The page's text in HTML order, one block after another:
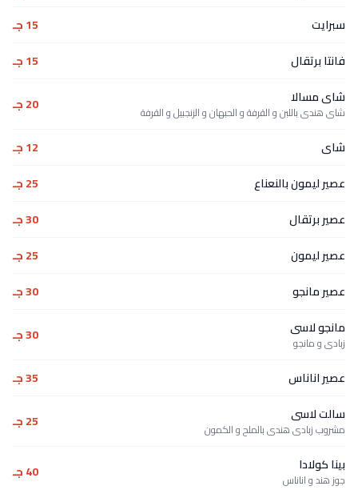
سبرايت
15 جـ
فانتا برتقال
15 جـ
شاى مسالا
شاى هندى باللبن و القرفة و الحبهان و الزنجبيل و القرفة 20 جـ
شاى
12 جـ
عصير ليمون بالنعناع
25 جـ
عصير برتقال
30 جـ
عصير ليمون
25 جـ
عصير مانجو
30 جـ
مانجو لاسى
زبادى و مانجو 30 جـ
عصير اناناس
35 جـ
سالت لاسى
مشروب زبادى هندى بالملح و الكمون 25 جـ
بينا كولادا
جوز هند و اناناس 40 جـ